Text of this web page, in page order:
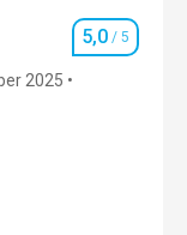
Hodnotenie
5,0 / 5
2025